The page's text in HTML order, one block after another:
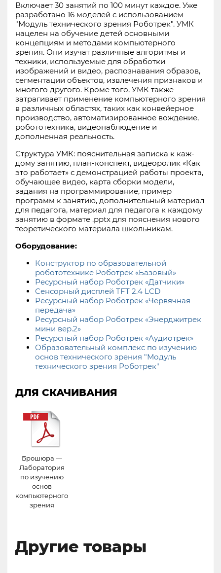
Включает 30 занятий по 100 минут каждое. Уже
разработано 16 моделей с использованием
"Модуль технического зрения Роботрек". УМК
нацелен на обучение детей основными
концепциям и методами компьютерного
зрения. Они изучат различные алгоритмы и
техники, используемые для обработки
изображений и видео, распознавания образов,
сегментации объектов, извлечения признаков и
многого другого. Кроме того, УМК также
затрагивает применение компьютерного зрения
в различных областях, таких как конвейерное
производство, автоматизированное вождение,
робототехника, видеонаблюдение и
дополненная реальность.
Структура УМК: пояснительная записка к каж­
дому занятию, план-конспект, видеоролик «Как
это работает» с демонстрацией работы проекта,
обучающее видео, карта сборки модели,
задания на программирование, пример
программ к занятию, дополнительный материал
для педагога, материал для педагога к каж­дому
занятию в формате .pptx для пояснения нового
теоретического материала школьникам.
Оборудование:
Конструктор по образовательной
робототехнике Роботрек «Базовый»
Ресурсный набор Роботрек «Датчики»
Сенсорный дисплей TFT 2.4 LCD
Ресурсный набор Роботрек «Червячная
передача»
Ресурсный набор Роботрек «Энерджитрек
мини вер.2»
Ресурсный набор Роботрек «Аудиотрек»
Образовательный комплекс по изучению
основ технического зрения "Модуль
технического зрения Роботрек"
ДЛЯ СКАЧИВАНИЯ
Брошюра —
Лаборатория
по изучению
основ
компьютерного
зрения
Другие товары